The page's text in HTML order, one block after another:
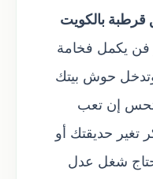
قرطبة بالكويت
فن يكمل فخامة
حوش بيتك
تحس إن تعب
تغير حديقتك أو
شغل عدل